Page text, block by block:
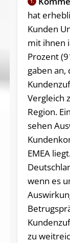
1.
hat
Kunden
mit ihnen
Prozent
gaben an,
Vergleich
Region.
sehen
EMEA
wenn es
zu